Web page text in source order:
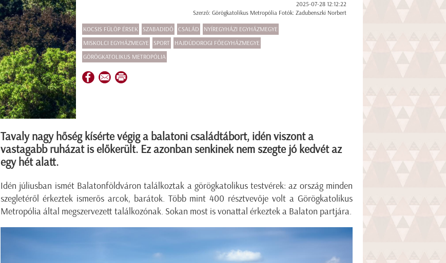
2025-07-28 12:12:22
Szerző: Görögkatolikus Metropólia Fotók: Zadubenszki Norbert
KOCSIS FÜLÖP ÉRSEK SZABADIDŐ CSALÁD
NYÍREGYHÁZI EGYHÁZMEGYE
MISKOLCI EGYHÁZMEGYE
SPORT
HAJDÚDOROGI FŐEGYHÁZMEGYE
GÖRÖGKATOLIKUS METROPÓLIA
Tavaly nagy hőség kísérte végig a balatoni családtábort, idén viszont a
vastagabb ruházat is előkerült. Ez azonban senkinek nem szegte jó kedvét az
egy hét alatt.
Idén júliusban ismét Balatonföldváron találkoztak a görögkatolikus testvérek: az ország minden
szegletéről érkeztek ismerős arcok, barátok. Több mint 400 résztvevője volt a Görögkatolikus
Metropólia által megszervezett találkozónak. Sokan most is vonattal érkeztek a Balaton partjára.